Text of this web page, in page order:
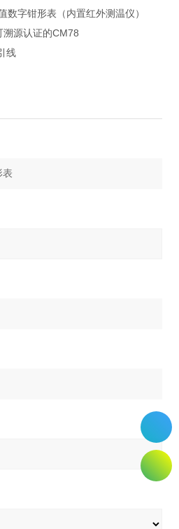
钳形表（内置红外测温仪）
源认证的CM78
线